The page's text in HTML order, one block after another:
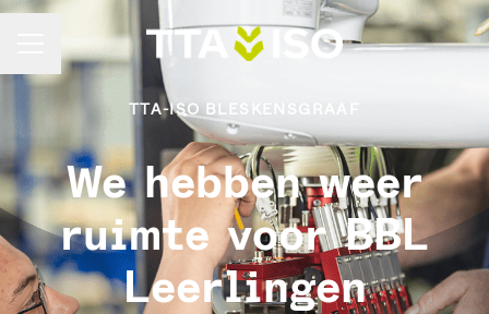
Carrièremenu
TTA-ISO BLESKENSGRAAF
We hebben weer
ruimte voor BBL
Leerlingen